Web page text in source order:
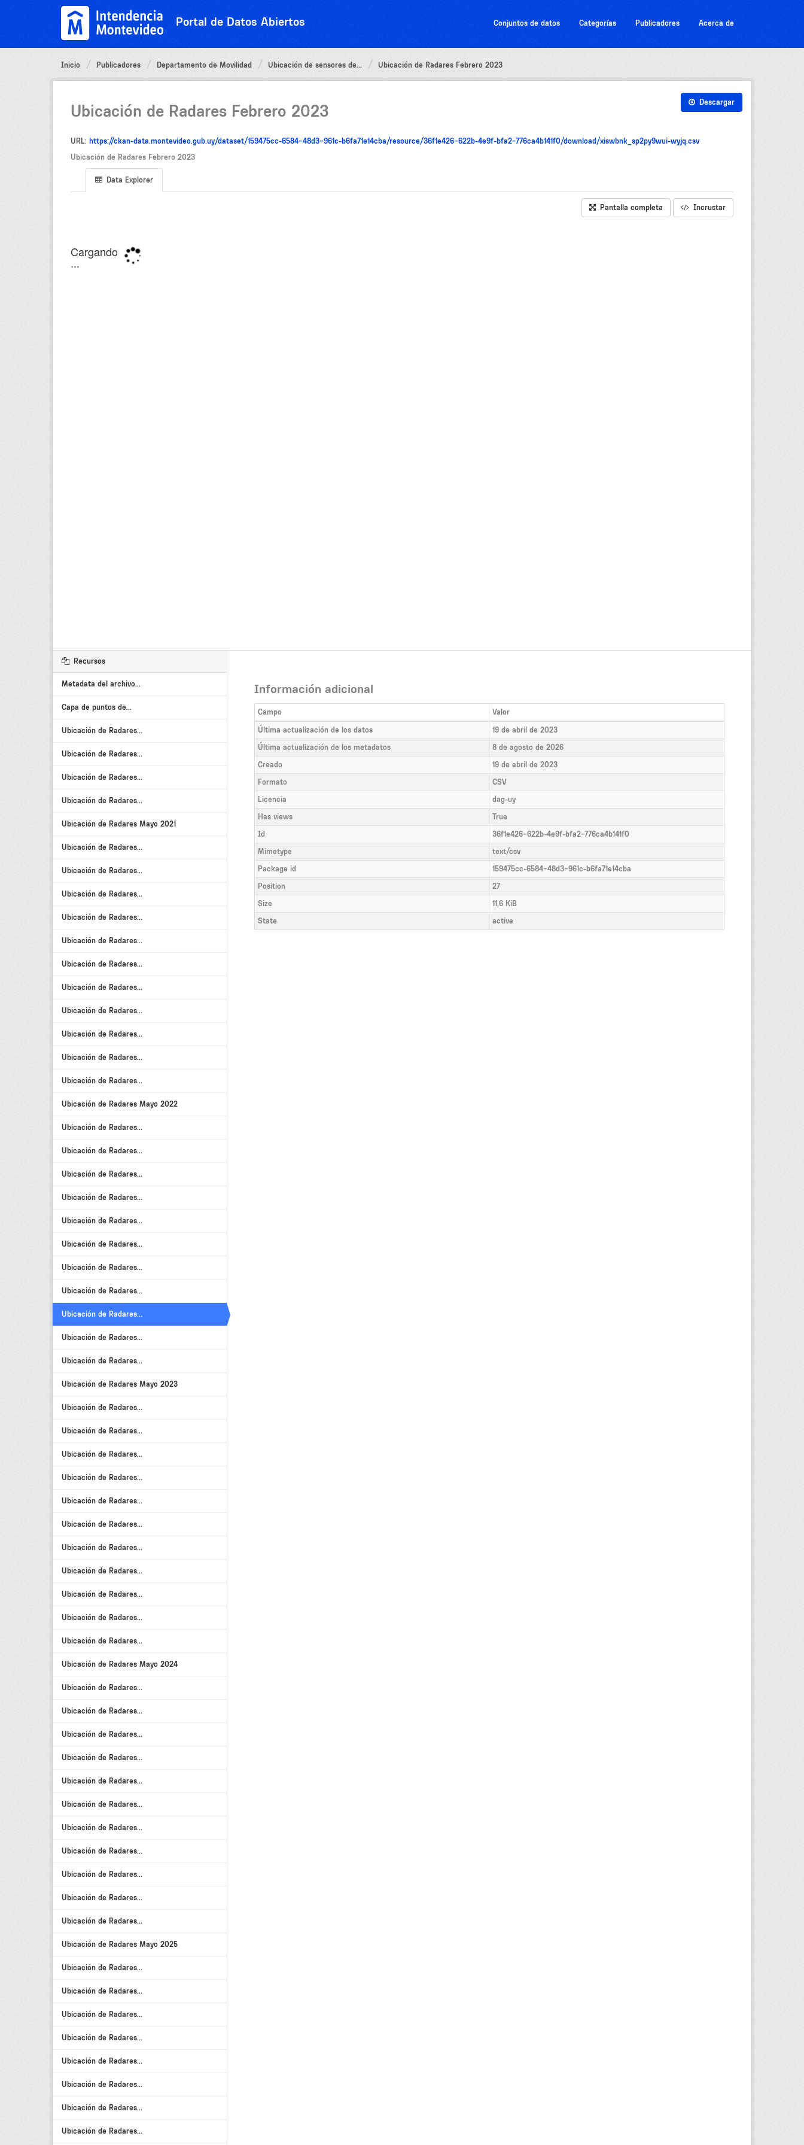
Portal de Datos Abiertos Conjuntos de datos Categorías Publicadores Acerca de
Inicio Publicadores Departamento de Movilidad Ubicación de sensores de... Ubicación de Radares Febrero 2023
Descargar
Ubicación de Radares Febrero 2023
URL: https://ckan-data.montevideo.gub.uy/dataset/159475cc-6584-48d3-961c-b6fa71e14cba/resource/36f1e426-622b-4e9f-bfa2-776ca4b141f0/download/xiswbnk_sp2py9wui-wyjq.csv
Ubicación de Radares Febrero 2023
Data Explorer
Pantalla completa Incrustar
Recursos
Metadata del archivo...
Capa de puntos de...
Ubicación de Radares...
Ubicación de Radares...
Ubicación de Radares...
Ubicación de Radares...
Ubicación de Radares Mayo 2021
Ubicación de Radares...
Ubicación de Radares...
Ubicación de Radares...
Ubicación de Radares...
Ubicación de Radares...
Ubicación de Radares...
Ubicación de Radares...
Ubicación de Radares...
Ubicación de Radares...
Ubicación de Radares...
Ubicación de Radares...
Ubicación de Radares Mayo 2022
Ubicación de Radares...
Ubicación de Radares...
Ubicación de Radares...
Ubicación de Radares...
Ubicación de Radares...
Ubicación de Radares...
Ubicación de Radares...
Ubicación de Radares...
Ubicación de Radares...
Ubicación de Radares...
Ubicación de Radares...
Ubicación de Radares Mayo 2023
Ubicación de Radares...
Ubicación de Radares...
Ubicación de Radares...
Ubicación de Radares...
Ubicación de Radares...
Ubicación de Radares...
Ubicación de Radares...
Ubicación de Radares...
Ubicación de Radares...
Ubicación de Radares...
Ubicación de Radares...
Ubicación de Radares Mayo 2024
Ubicación de Radares...
Ubicación de Radares...
Ubicación de Radares...
Ubicación de Radares...
Ubicación de Radares...
Ubicación de Radares...
Ubicación de Radares...
Ubicación de Radares...
Ubicación de Radares...
Ubicación de Radares...
Ubicación de Radares...
Ubicación de Radares Mayo 2025
Ubicación de Radares...
Ubicación de Radares...
Ubicación de Radares...
Ubicación de Radares...
Ubicación de Radares...
Ubicación de Radares...
Ubicación de Radares...
Ubicación de Radares...
Información adicional
Campo
Valor
Última actualización de los datos
19 de abril de 2023
Última actualización de los metadatos
8 de agosto de 2026
Creado
19 de abril de 2023
Formato
CSV
Licencia
dag-uy
Has views
True
Id
36f1e426-622b-4e9f-bfa2-776ca4b141f0
Mimetype
text/csv
Package id
159475cc-6584-48d3-961c-b6fa71e14cba
Position
27
Size
11,6 KiB
State
active